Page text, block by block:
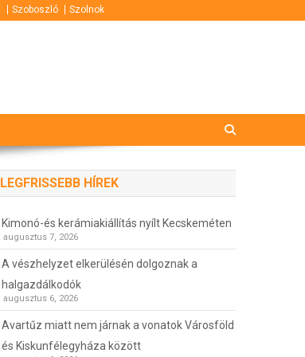
Szoboszló Szolnok
LEGFRISSEBB HÍREK
Kimonó-és kerámiakiállítás nyílt Kecskeméten
augusztus 7, 2026
A vészhelyzet elkerülésén dolgoznak a
halgazdálkodók
augusztus 6, 2026
Avartűz miatt nem járnak a vonatok Városföld
és Kiskunfélegyháza között